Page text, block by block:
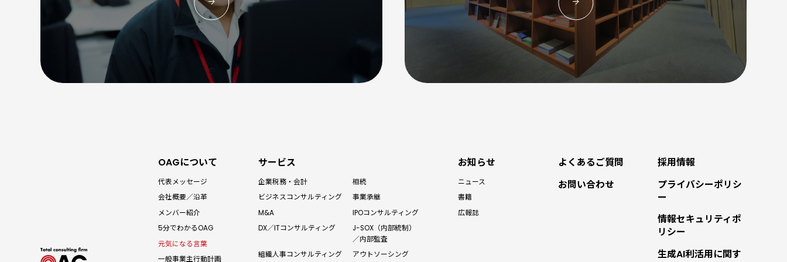
OAGについて
代表メッセージ
会社概要／沿革
メンバー紹介
5分でわかるOAG
元気になる言葉
一般事業主行動計画
サービス
企業税務・会計
相続
ビジネスコンサルティング
事業承継
M&A
IPOコンサルティング
DX／ITコンサルティング
J-SOX（内部統制）
／内部監査
組織人事コンサルティング
アウトソーシング
お知らせ
ニュース
書籍
広報誌
よくあるご質問
お問い合わせ
採用情報
プライバシーポリシ
ー
情報セキュリティポ
リシー
生成AI利活用に関す